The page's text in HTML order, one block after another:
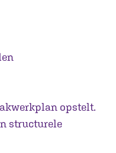
opstelt.
structurele